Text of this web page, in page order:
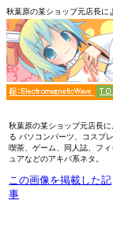
秋葉原の某ショップ元店長に
秋葉原の某ショップ元店長に
る パソコンパーツ、コスプレ
喫茶、ゲーム、同人誌、フィ
ュアなどのアキバ系ネタ。
この画像を掲載した記
事